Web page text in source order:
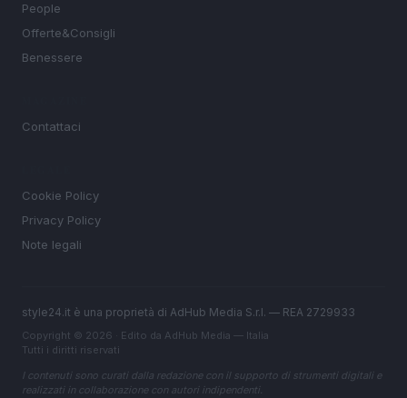
People
Offerte&Consigli
Benessere
Contattaci
Cookie Policy
Privacy Policy
Note legali
style24.it è una proprietà di AdHub Media S.r.l. — REA 2729933
Copyright © 2026 · Edito da AdHub Media — Italia
Tutti i diritti riservati
I contenuti sono curati dalla redazione con il supporto di strumenti digitali e
realizzati in collaborazione con autori indipendenti.